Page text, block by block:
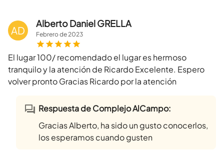
AD
Alberto Daniel GRELLA
Febrerode2023
El lugar 100/ recomendado el lugar es hermoso
tranquilo y la atención de Ricardo Excelente. Espero
volver pronto Gracias Ricardo por la atención
Respuesta de Complejo AlCampo:
Gracias Alberto, ha sido un gusto conocerlos,
los esperamos cuando gusten